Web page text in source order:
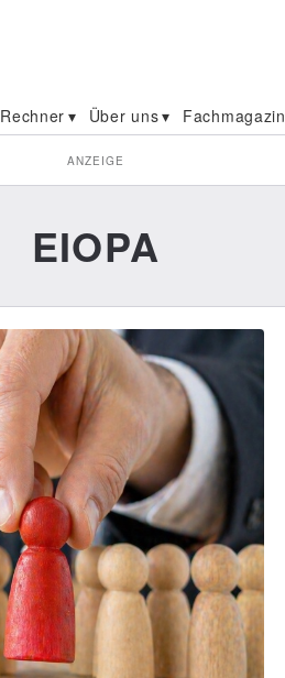
Rechner Über uns Fachmagazin
ANZEIGE
EIOPA